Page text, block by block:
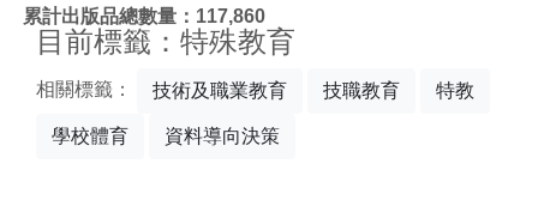
累計出版品總數量：117,860
目前標籤：特殊教育
相關標籤： 技術及職業教育 技職教育 特教
學校體育 資料導向決策